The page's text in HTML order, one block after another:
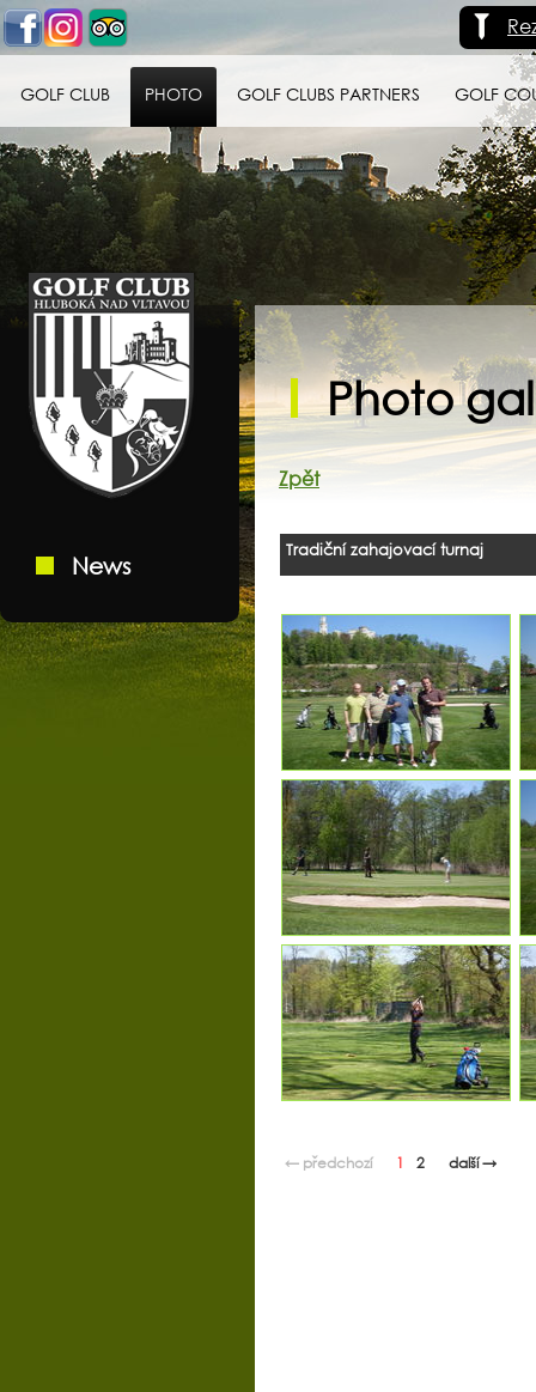
GOLF CLUB PHOTO GOLF CLUBS PARTNERS GOLF
Golf klub Hluboká
nad Vltavou
News
Photo
Zpět
Tradiční zahajovací turnaj
← předchozí 1 2 další →